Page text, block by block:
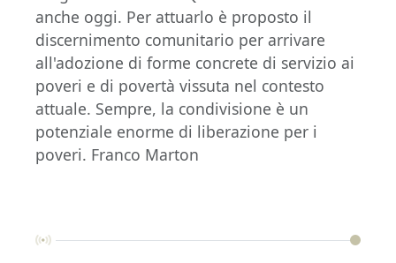
anche oggi. Per attuarlo è proposto il
discernimento comunitario per arrivare
all'adozione di forme concrete di servizio ai
poveri e di povertà vissuta nel contesto
attuale. Sempre, la condivisione è un
potenziale enorme di liberazione per i
poveri. Franco Marton